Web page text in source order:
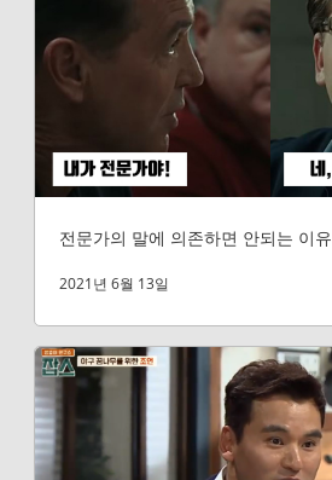
전문가의 말에 의존하면 안되는 이유
2021년 6월 13일